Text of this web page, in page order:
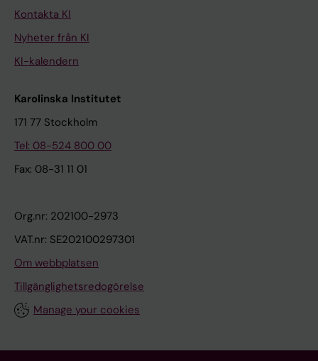
Kontakta KI
Nyheter från KI
KI-kalendern
Karolinska Institutet
171 77 Stockholm
Tel: 08-524 800 00
Fax: 08-31 11 01
Org.nr: 202100-2973
VAT.nr: SE202100297301
Om webbplatsen
Tillgänglighetsredogörelse
Manage your cookies